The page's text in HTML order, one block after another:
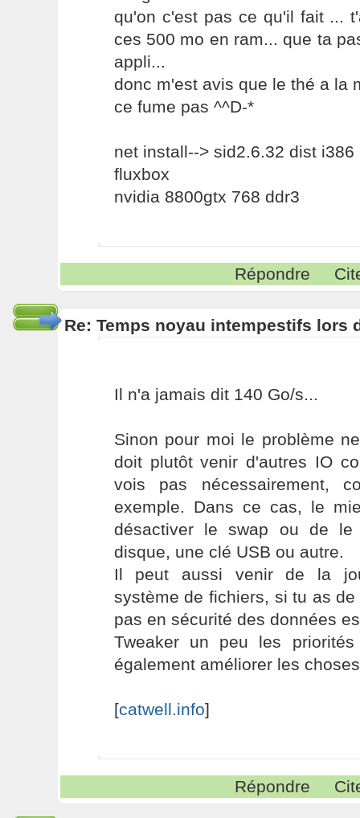
qu'on c'est pas ce qu'il fait ...
ces 500 mo en ram... que ta
appli...
donc m'est avis que le thé a la
ce fume pas ^^D-*
net install--> sid2.6.32 dist i386
fluxbox
nvidia 8800gtx 768 ddr3
Répondre
Re: Temps noyau intempestifs lors
Il n'a jamais dit 140 Go/s...
Sinon pour moi le problème
doit plutôt venir d'autres IO
vois pas nécessairement,
exemple. Dans ce cas, le
désactiver le swap ou de
disque, une clé USB ou autre.
Il peut aussi venir de la
système de fichiers, si tu as
pas en sécurité des données
Tweaker un peu les
également améliorer les
[catwell.info]
Répondre